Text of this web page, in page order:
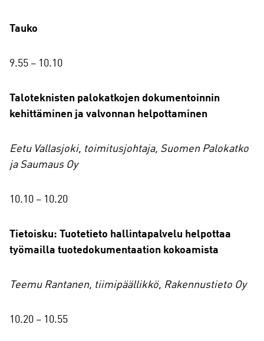
Tauko
9.55 – 10.10
Taloteknisten palokatkojen dokumentoinnin
kehittäminen ja valvonnan helpottaminen
Eetu Vallasjoki, toimitusjohtaja, Suomen Palokatko
ja Saumaus Oy
10.10 – 10.20
Tietoisku: Tuotetieto hallintapalvelu helpottaa
työmailla tuotedokumentaation kokoamista
Teemu Rantanen, tiimipäällikkö, Rakennustieto Oy
10.20 – 10.55